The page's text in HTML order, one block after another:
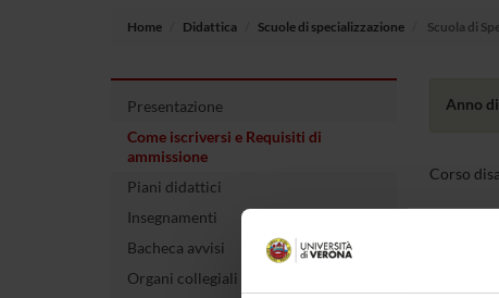
Home Didattica Scuole di specializzazione Scuola di
Presentazione
Come iscriversi e Requisiti di
ammissione
Piani didattici
Insegnamenti
Bacheca avvisi
Organi collegiali e di governo
Anno
Corso